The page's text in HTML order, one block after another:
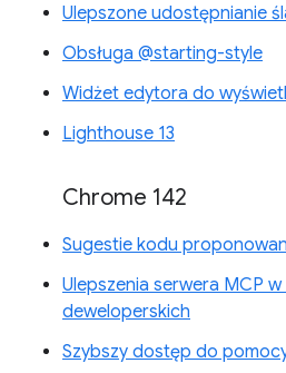
Ulepszone udostępnianie
Obsługa @starting-style
Widżet edytora do
Lighthouse 13
Chrome 142
Sugestie kodu
Ulepszenia serwera MCP
deweloperskich
Szybszy dostęp do